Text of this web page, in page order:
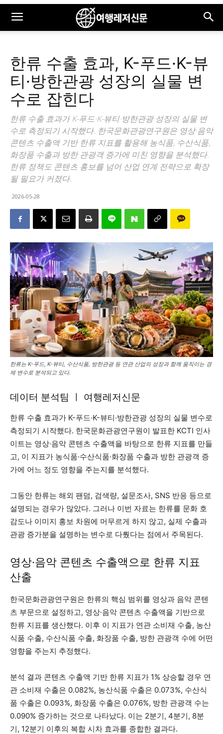
한류 수출 효과, K-푸드·K-뷰
티·방한관광 성장의 실물 변
수로 잡힌다
한류 수출 효과가 K-푸드·K-뷰티·방한관광 성장의 실물 변
수로 측정되기 시작했다. 한국문화관광연구원은 영상·음악
콘텐츠 수출액 기반 한류 지표를 활용해 농식품, 수산식품,
화장품 수출과 방한 관광객 증가에 미친 영향을 분석했다.
한류 정책도 콘텐츠 홍보를 넘어 산업 연계 전략으로 확장
될 필요가 커졌다.
2026-05-28
한류는 K-푸드, K-뷰티, 수산식품, 방한관광 등 연관 산업의 성장과 함께 움직이는 경
제 변수로 분석되고 있다.
데이터 분석팀 ㅣ 여행레저신문
한류 수출 효과가 K-푸드·K-뷰티·방한관광 성장의 실물 변수로
측정되기 시작했다. 한국문화관광연구원이 발표한 KCTI 인사
이트는 영상·음악 콘텐츠 수출액을 바탕으로 한류 지표를 만들
고, 이 지표가 농식품·수산식품·화장품 수출과 방한 관광객 증
가에 어느 정도 영향을 주는지를 분석했다.
그동안 한류는 해외 팬덤, 검색량, 설문조사, SNS 반응 등으로
설명되는 경우가 많았다. 그러나 이번 자료는 한류를 문화 호
감도나 이미지 홍보 차원에 머무르게 하지 않고, 실제 수출과
관광 증가분을 설명하는 변수로 다뤘다는 점에서 주목된다.
영상·음악 콘텐츠 수출액으로 한류 지표
산출
한국문화관광연구원은 한류의 핵심 범위를 영상과 음악 콘텐
츠 부문으로 설정하고, 영상·음악 콘텐츠 수출액을 기반으로
한류 지표를 생산했다. 이후 이 지표가 연관 소비재 수출, 농산
식품 수출, 수산식품 수출, 화장품 수출, 방한 관광객 수에 어떤
영향을 주는지 추정했다.
분석 결과 콘텐츠 수출액 기반 한류 지표가 1% 상승할 경우 연
관 소비재 수출은 0.082%, 농산식품 수출은 0.073%, 수산식
품 수출은 0.093%, 화장품 수출은 0.076%, 방한 관광객 수는
0.090% 증가하는 것으로 나타났다. 이는 2분기, 4분기, 8분
기, 12분기 이후의 복합 시차 효과를 종합한 결과다.